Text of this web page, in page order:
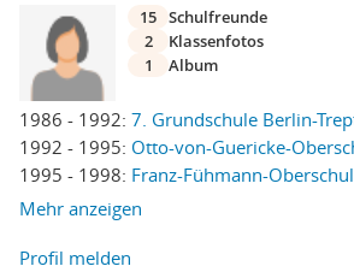
1986 - 1992: 7. Grundschule Berlin-
1992 - 1995: Otto-von-Guericke-
1995 - 1998: Franz-Fühmann-
Mehr anzeigen
15 Schulfreunde
2
Klassenfotos
1
Album
Profil melden